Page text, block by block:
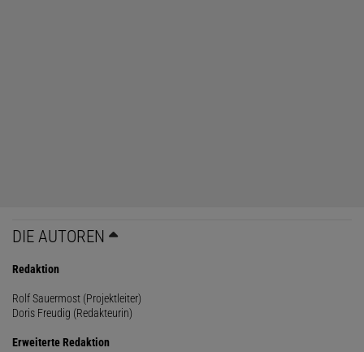
DIE AUTOREN
Redaktion
Rolf Sauermost (Projektleiter)
Doris Freudig (Redakteurin)
Erweiterte Redaktion